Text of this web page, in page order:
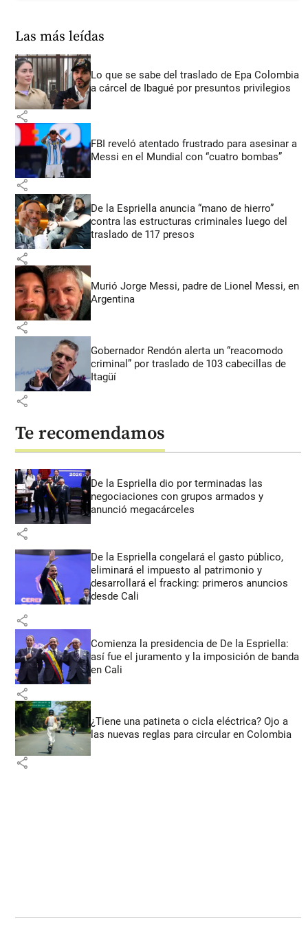
Las más leídas
Lo que se sabe del traslado de Epa Colombia
a cárcel de Ibagué por presuntos privilegios
share
FBI reveló atentado frustrado para asesinar a
Messi en el Mundial con “cuatro bombas”
share
De la Espriella anuncia “mano de hierro”
contra las estructuras criminales luego del
traslado de 117 presos
share
Murió Jorge Messi, padre de Lionel Messi, en
Argentina
share
Gobernador Rendón alerta un “reacomodo
criminal” por traslado de 103 cabecillas de
Itagüí
share
Te recomendamos
De la Espriella dio por terminadas las
negociaciones con grupos armados y
anunció megacárceles
share
De la Espriella congelará el gasto público,
eliminará el impuesto al patrimonio y
desarrollará el fracking: primeros anuncios
desde Cali
share
Comienza la presidencia de De la Espriella:
así fue el juramento y la imposición de banda
en Cali
share
¿Tiene una patineta o cicla eléctrica? Ojo a
las nuevas reglas para circular en Colombia
share